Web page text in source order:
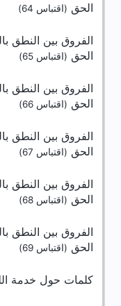
الحق (اقتباس 64)
الفروق بين النطق
الحق (اقتباس 65)
الفروق بين النطق
الحق (اقتباس 66)
الفروق بين النطق
الحق (اقتباس 67)
الفروق بين النطق
الحق (اقتباس 68)
الفروق بين النطق
الحق (اقتباس 69)
كلمات حول خدمة